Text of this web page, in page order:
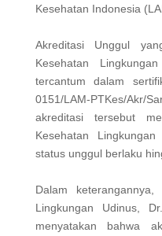
Kesehatan Indonesia
Akreditasi Unggul
Kesehatan
tercantum dalam
0151/LAM-PTKes/
akreditasi tersebut
Kesehatan
status unggul berlaku
Dalam
Lingkungan Udinus,
menyatakan bahwa